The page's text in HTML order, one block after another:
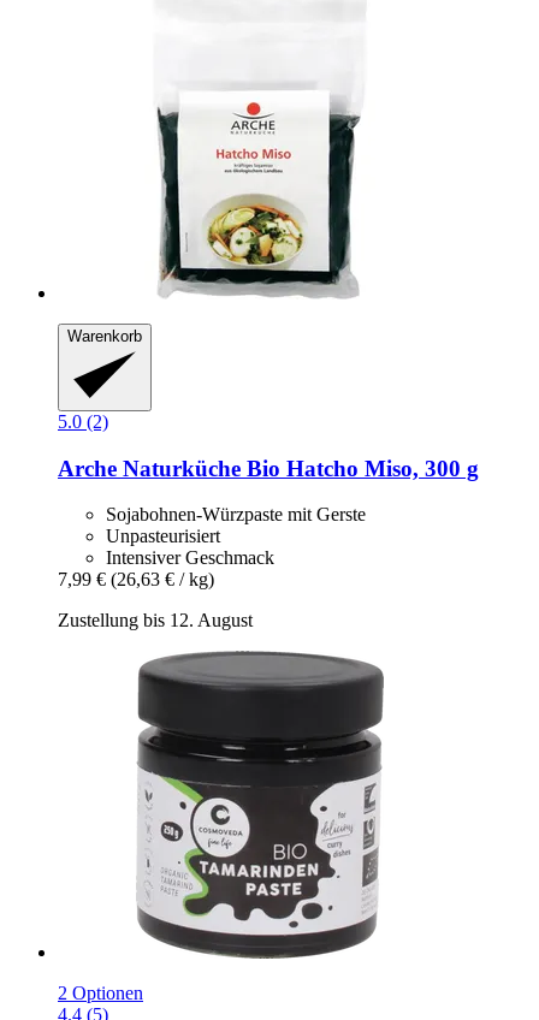
Warenkorb
5.0 (2)
Arche Naturküche Bio Hatcho Miso, 300 g
Sojabohnen-Würzpaste mit Gerste
Unpasteurisiert
Intensiver Geschmack
7,99 € (26,63 € / kg)
Zustellung bis 12. August
2 Optionen
4.4 (5)